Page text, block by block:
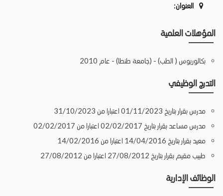
العنوان:
المؤهلات العلمية
بكالوريوس ( الطب) - (جامعة طنطا) - عام 2010
التدرج الوظيفي
مدرس بقرار بتاريخ 01/11/2023 اعتبارا من 31/10/2023
مدرس مساعد بقرار بتاريخ 02/02/2017 اعتبارا من 02/02/2017
معيد بقرار بتاريخ 14/04/2016 اعتبارا من 14/02/2016
طبيب مقيم بقرار بتاريخ 27/08/2012 اعتبارا من 27/08/2012
الوظائف الإدارية